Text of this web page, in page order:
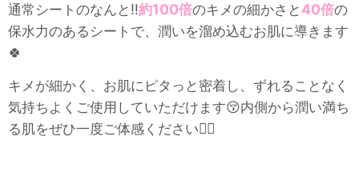
通常シートのなんと‼️約100倍のキメの細かさと40倍の
保水力のあるシートで、潤いを溜め込むお肌に導きます
🍀
キメが細かく、お肌にピタっと密着し、ずれることなく
気持ちよくご使用していただけます😚内側から潤い満ち
る肌をぜひ一度ご体感ください🙇‍♀️